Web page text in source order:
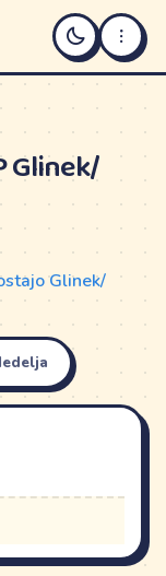
Glinek/
Glinek/